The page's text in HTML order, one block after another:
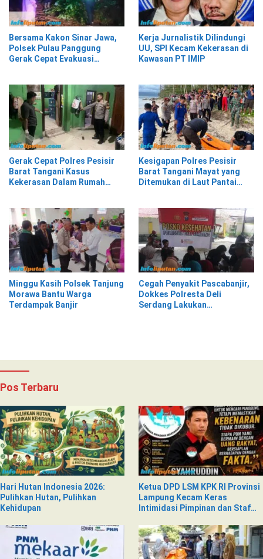
Bersama Kakon Sinar Jawa,
Polsek Pulau Panggung
Gerak Cepat Evakuasi
Kerja Jurnalistik Dilindungi
UU, SPI Kecam Kekerasan di
Kawasan PT IMIP
Gerak Cepat Polres Pesisir
Barat Tangani Kasus
Kekerasan Dalam Rumah
Kesigapan Polres Pesisir
Barat Tangani Mayat yang
Ditemukan di Laut Pantai
Minggu Kasih Polsek Tanjung
Morawa Bantu Warga
Terdampak Banjir
Cegah Penyakit Pascabanjir,
Dokkes Polresta Deli
Serdang Lakukan
Pos Terbaru
Hari Hutan Indonesia 2026:
Pulihkan Hutan, Pulihkan
Kehidupan
Ketua DPD LSM KPK RI Provinsi
Lampung Kecam Keras
Intimidasi Pimpinan dan Staf
Nad